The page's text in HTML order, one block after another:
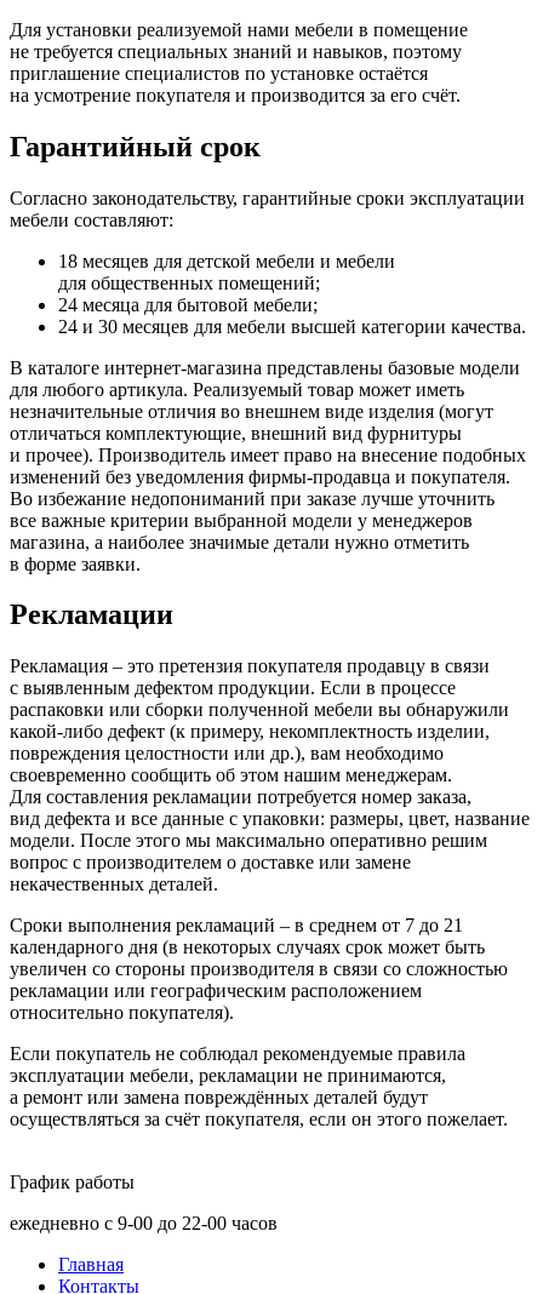
Для установки реализуемой нами мебели в помещение
не требуется специальных знаний и навыков, поэтому
приглашение специалистов по установке остаётся
на усмотрение покупателя и производится за его счёт.
Гарантийный срок
Согласно законодательству, гарантийные сроки эксплуатации
мебели составляют:
18 месяцев для детской мебели и мебели
для общественных помещений;
24 месяца для бытовой мебели;
24 и 30 месяцев для мебели высшей категории качества.
В каталоге интернет-магазина представлены базовые модели
для любого артикула. Реализуемый товар может иметь
незначительные отличия во внешнем виде изделия (могут
отличаться комплектующие, внешний вид фурнитуры
и прочее). Производитель имеет право на внесение подобных
изменений без уведомления фирмы-продавца и покупателя.
Во избежание недопониманий при заказе лучше уточнить
все важные критерии выбранной модели у менеджеров
магазина, а наиболее значимые детали нужно отметить
в форме заявки.
Рекламации
Рекламация – это претензия покупателя продавцу в связи
с выявленным дефектом продукции. Если в процессе
распаковки или сборки полученной мебели вы обнаружили
какой-либо дефект (к примеру, некомплектность изделии,
повреждения целостности или др.), вам необходимо
своевременно сообщить об этом нашим менеджерам.
Для составления рекламации потребуется номер заказа,
вид дефекта и все данные с упаковки: размеры, цвет, название
модели. После этого мы максимально оперативно решим
вопрос с производителем о доставке или замене
некачественных деталей.
Сроки выполнения рекламаций – в среднем от 7 до 21
календарного дня (в некоторых случаях срок может быть
увеличен со стороны производителя в связи со сложностью
рекламации или географическим расположением
относительно покупателя).
Если покупатель не соблюдал рекомендуемые правила
эксплуатации мебели, рекламации не принимаются,
а ремонт или замена повреждённых деталей будут
осуществляться за счёт покупателя, если он этого пожелает.
График работы
ежедневно с 9-00 до 22-00 часов
Главная
Контакты